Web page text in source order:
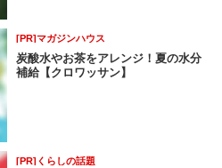
[PR]マガジンハウス
炭酸水やお茶をアレンジ！夏の水分
補給【クロワッサン】
[PR]くらしの話題